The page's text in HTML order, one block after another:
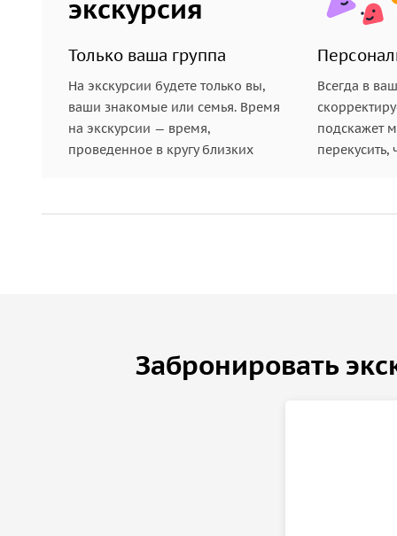
экскурсия
Только ваша группа
На экскурсии будете только вы,
ваши знакомые или семья. Время
на экскурсии — время,
проведенное в кругу близких
Всегда в
подскажет
перекусить,
Забронировать